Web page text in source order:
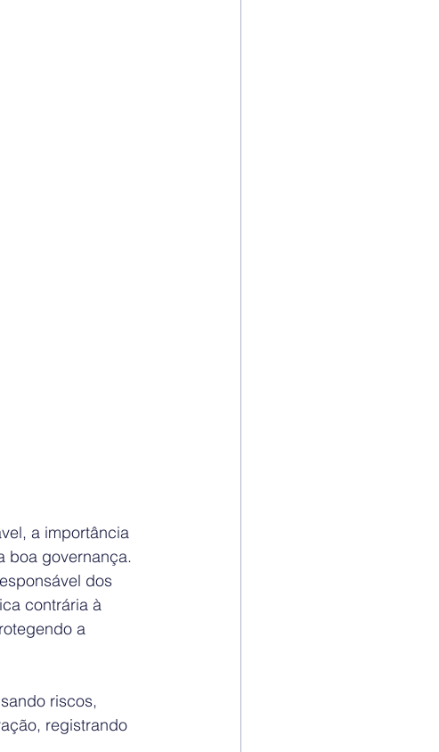
a importância
boa governança.
dos
contrária à
a
riscos,
registrando